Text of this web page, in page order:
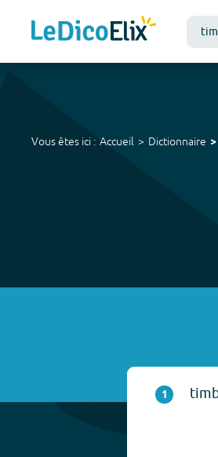
Vous êtes ici : Accueil Dictionnaire
1